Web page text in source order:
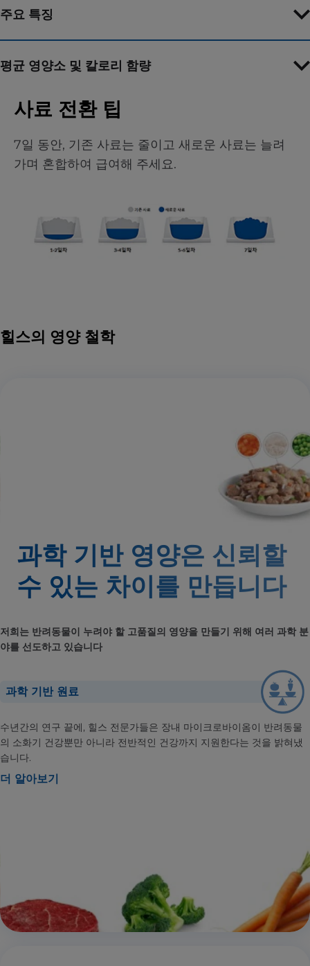
주요 특징
평균 영양소 및 칼로리 함량
사료 전환 팁
7일 동안, 기존 사료는 줄이고 새로운 사료는 늘려
가며 혼합하여 급여해 주세요.
힐스의 영양 철학
과학 기반 영양은 신뢰할
수 있는 차이를 만듭니다
저희는 반려동물이 누려야 할 고품질의 영양을 만들기 위해 여러 과학 분
야를 선도하고 있습니다
과학 기반 원료
수년간의 연구 끝에, 힐스 전문가들은 장내 마이크로바이옴이 반려동물
의 소화기 건강뿐만 아니라 전반적인 건강까지 지원한다는 것을 밝혀냈
습니다.
더 알아보기